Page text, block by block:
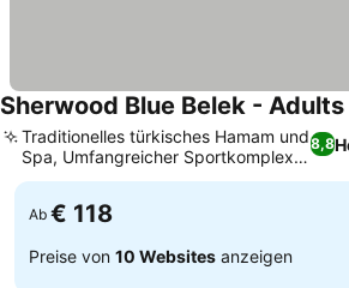
Sherwood Blue Belek -
8,8
Traditionelles türkisches Hamam und
Spa, Umfangreicher Sportkomplex
im Freien
Ab € 118
Preise von 10 Websites anzeigen